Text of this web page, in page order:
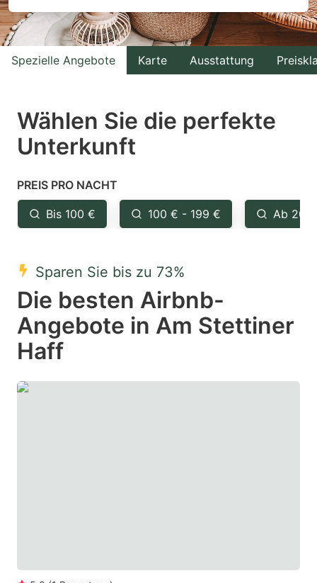
interact
with
the
select
a
Press
the
question
key
to
get
the
keyboard
shortcuts
interact
with
the
select
the
question
to
get
the
shortcuts
Spezielle Angebote Karte Ausstattung
Wählen Sie die perfekte
Unterkunft
PREIS PRO NACHT
Bis 100 € 100 € - 199 € Ab 200
Sparen Sie bis zu 73%
Die besten Airbnb-
Angebote in Am Stettiner
Haff